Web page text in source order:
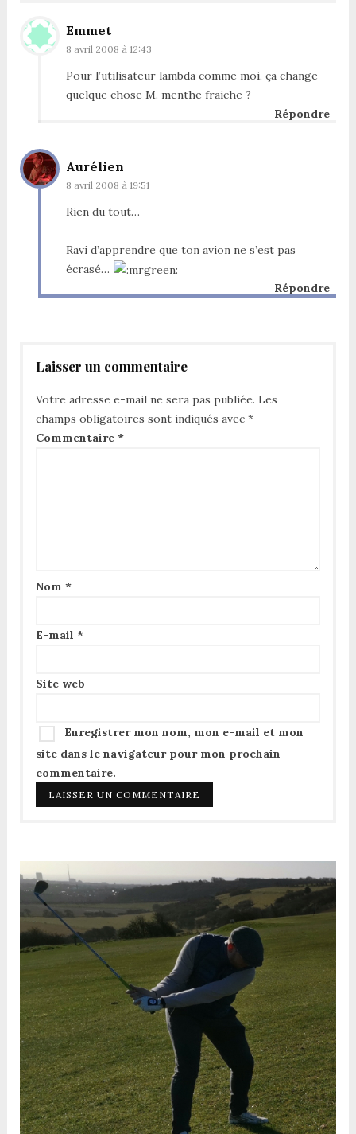
Emmet
8 avril 2008 à 12:43
Pour l’utilisateur lambda comme moi, ça change
quelque chose M. menthe fraiche ?
Répondre
Aurélien
8 avril 2008 à 19:51
Rien du tout…
Ravi d’apprendre que ton avion ne s’est pas
écrasé…
Répondre
Laisser un commentaire
Votre adresse e-mail ne sera pas publiée. Les
champs obligatoires sont indiqués avec *
Commentaire *
Nom *
E-mail *
Site web
Enregistrer mon nom, mon e-mail et mon
site dans le navigateur pour mon prochain
commentaire.